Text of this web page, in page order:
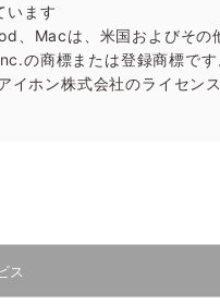
います
、Macは、米国およびその
の商標または登録商標です
イホン株式会社のライセン
ス